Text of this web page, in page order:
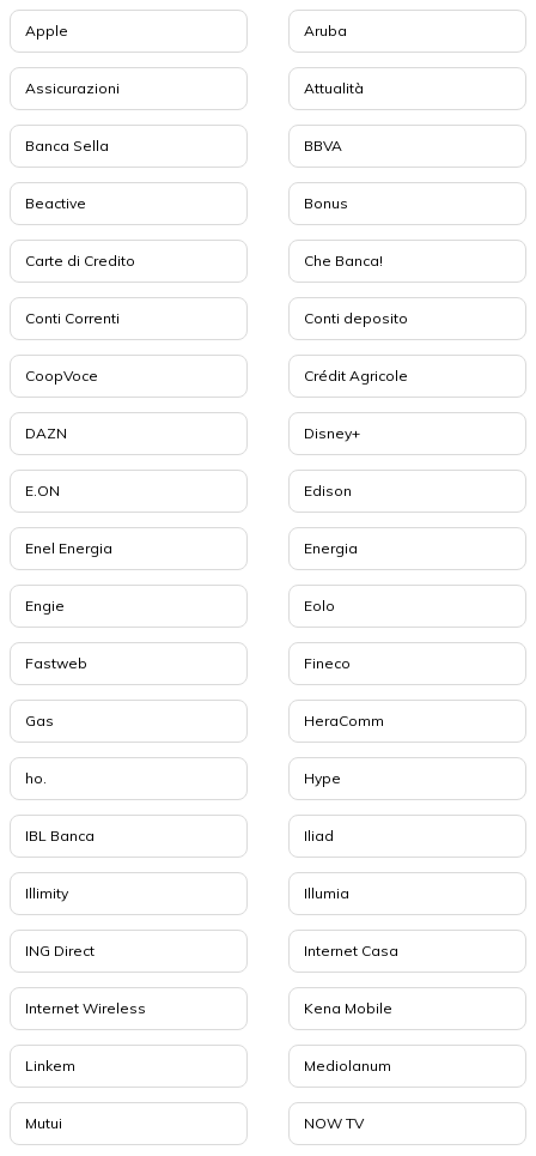
Apple Aruba
Assicurazioni Attualità
Banca Sella BBVA
Beactive Bonus
Carte di Credito Che Banca!
Conti Correnti Conti deposito
CoopVoce Crédit Agricole
DAZN Disney+
E.ON Edison
Enel Energia Energia
Engie Eolo
Fastweb Fineco
Gas HeraComm
ho. Hype
IBL Banca Iliad
Illimity Illumia
ING Direct Internet Casa
Internet Wireless Kena Mobile
Linkem Mediolanum
Mutui NOW TV